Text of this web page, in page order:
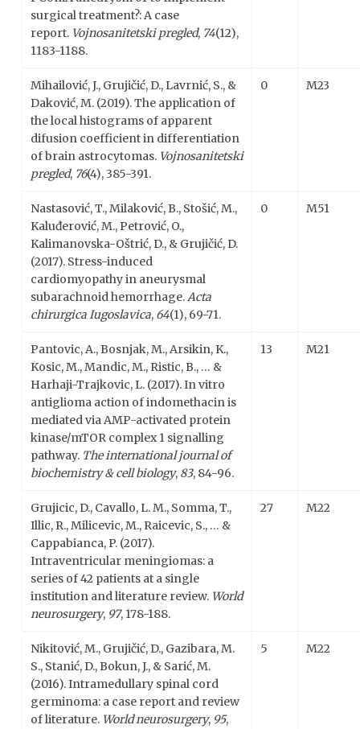
surgical treatment?: A case
report. Vojnosanitetski pregled, 74(12),
1183-1188.
Mihailović, J., Grujičić, D., Lavrnić, S., &
Daković, M. (2019). The application of
the local histograms of apparent
difusion coefficient in differentiation
of brain astrocytomas. Vojnosanitetski
pregled, 76(4), 385-391.
0 M23
Nastasović, T., Milaković, B., Stošić, M.,
Kaluđerović, M., Petrović, O.,
Kalimanovska-Oštrić, D., & Grujičić, D.
(2017). Stress-induced
cardiomyopathy in aneurysmal
subarachnoid hemorrhage.Acta
chirurgica Iugoslavica, 64(1), 69-71.
0 M51
Pantovic, A., Bosnjak, M., Arsikin, K.,
Kosic, M., Mandic, M., Ristic, B., … &
Harhaji-Trajkovic, L. (2017). In vitro
antiglioma action of indomethacin is
mediated via AMP-activated protein
kinase/mTOR complex 1 signalling
pathway. The international journal of
biochemistry & cell biology, 83, 84-96.
13 M21
Grujicic, D., Cavallo, L. M., Somma, T.,
Illic, R., Milicevic, M., Raicevic, S., … &
Cappabianca, P. (2017).
Intraventricular meningiomas: a
series of 42 patients at a single
institution and literature review. World
neurosurgery, 97, 178-188.
27 M22
Nikitović, M., Grujičić, D., Gazibara, M.
S., Stanić, D., Bokun, J., & Sarić, M.
(2016). Intramedullary spinal cord
germinoma: a case report and review
of literature. World neurosurgery, 95,
5 M22